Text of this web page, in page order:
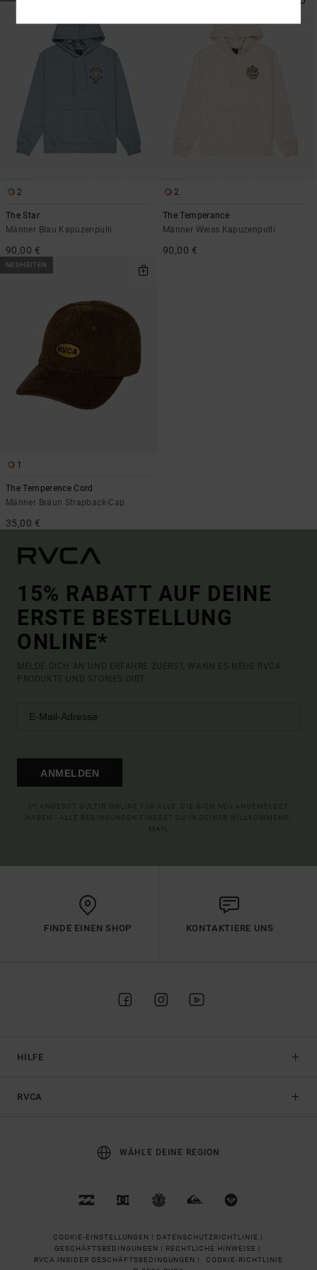
2
The Star
Männer Blau Kapuzenpulli
90,00 €
2
The Temperance
Männer Weiss Kapuzenpulli
90,00 €
NEUHEITEN
1
The Temperence Cord
Männer Braun Strapback-Cap
35,00 €
15% RABATT AUF DEINE
ERSTE BESTELLUNG
ONLINE*
MELDE DICH AN UND ERFAHRE ZUERST, WANN ES NEUE RVCA
PRODUKTE UND STORIES GIBT.
ANMELDEN
FINDE EINEN SHOP KONTAKTIERE UNS
HILFE
RVCA
WÄHLE DEINE REGION
COOKIE-EINSTELLUNGEN | DATENSCHUTZRICHTLINIE |
GESCHÄFTSBEDINGUNGEN | RECHTLICHE HINWEISE |
RVCA INSIDER GESCHÄFTSBEDINGUNGEN |
COOKIE-RICHTLINIE